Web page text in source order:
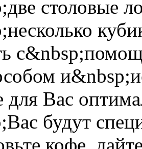
столовые
для Вас
будут